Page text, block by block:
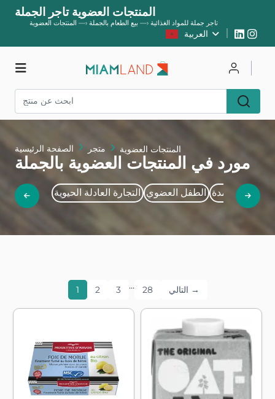
المنتجات العضوية تاجر الجملة
تاجر جملة للمواد الغذائية —› بيع الطعام بالجملة —› المنتجات العضوية
العربية
الصفحة الرئيسية متجر المنتجات العضوية
مورد في المنتجات العضوية بالجملة
التجارة العادلة الحيوية الطفل العضوي والمجمدة
1 2 3 … 28 التالي →